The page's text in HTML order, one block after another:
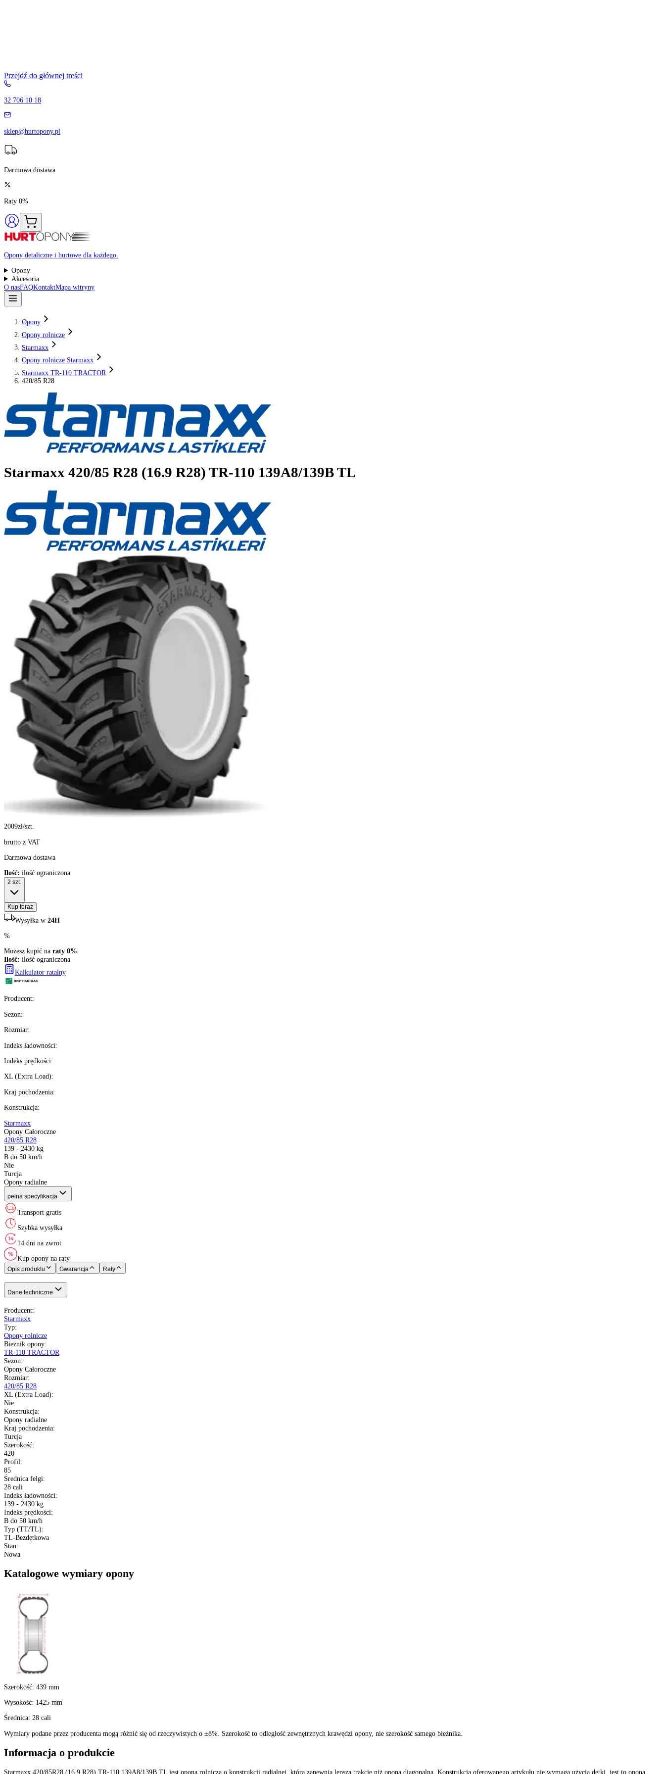
Przejdź do głównej treści
32 706 10 18
sklep@hurtopony.pl
Darmowa dostawa
Raty 0%
Opony detaliczne i hurtowe dla każdego.
Opony
O nasFAQKontakt
Opony
Opony rolnicze
Starmaxx
Opony rolnicze Starmaxx
Starmaxx TR-110 TRACTOR
420/85 R28
Starmaxx 420/85 R28 (16.9 R28) TR-110 139A8/139B TL
2009zł/szt.
brutto z VAT
Darmowa dostawa
Ilość: ilość ograniczona
2szt.
Możesz kupić na
Ilość: ilość ograniczona
Kalkulator ratalny
Producent:
Sezon:
Rozmiar:
Indeks ładowności
Indeks prędkości
XL (Extra Load):
Kraj pochodzenia:
Konstrukcja:
Starmaxx
Opony Całoroczne
420/85 R28
139 - 2430 kg
B do 50 km/h
Nie
Opony radialne
pełna specyfikacja
Transport gratis
Szybka wysyłka
14 dni na zwrot
Kup opony na raty
Opis produktu
Dane techniczne
Producent
Starmaxx
Typ
Opony rolnicze
Bieżnik opony:
TR-110 TRACTOR
Sezon :
Opony Całoroczne
Rozmiar:
420/85 R28
XL (Extra Load)
Nie
Konstrukcja
Opony radialne
Turcja
Szerokość
Profil
Średnica felgi
28 cali
Indeks ładowności
139 - 2430 kg
B do 50 km/h
Typ (TT/TL):
TL-Bezdętkowa
Stan:
Katalogowe wymiary opony